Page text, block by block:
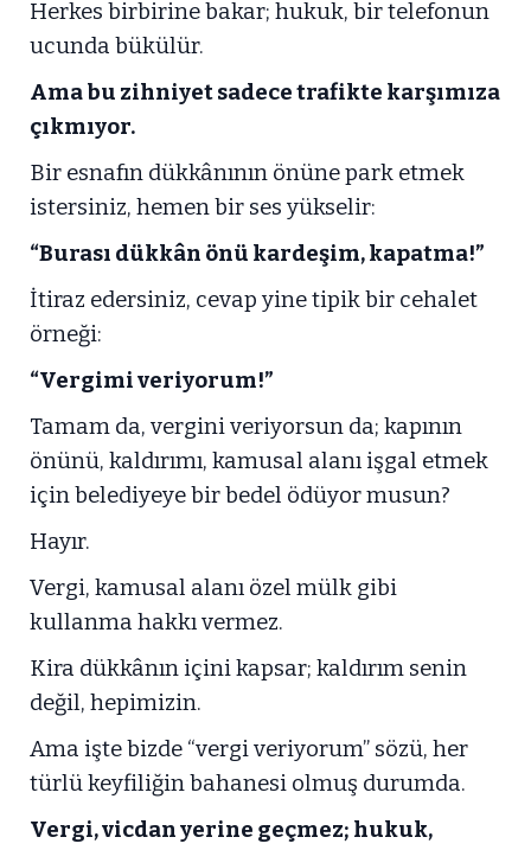
Herkes birbirine bakar; hukuk, bir telefonun
ucunda bükülür.
Ama bu zihniyet sadece trafikte karşımıza
çıkmıyor.
Bir esnafın dükkânının önüne park etmek
istersiniz, hemen bir ses yükselir:
“Burası dükkân önü kardeşim, kapatma!”
İtiraz edersiniz, cevap yine tipik bir cehalet
örneği:
“Vergimi veriyorum!”
Tamam da, vergini veriyorsun da; kapının
önünü, kaldırımı, kamusal alanı işgal etmek
için belediyeye bir bedel ödüyor musun?
Hayır.
Vergi, kamusal alanı özel mülk gibi
kullanma hakkı vermez.
Kira dükkânın içini kapsar; kaldırım senin
değil, hepimizin.
Ama işte bizde “vergi veriyorum” sözü, her
türlü keyfiliğin bahanesi olmuş durumda.
Vergi, vicdan yerine geçmez; hukuk,